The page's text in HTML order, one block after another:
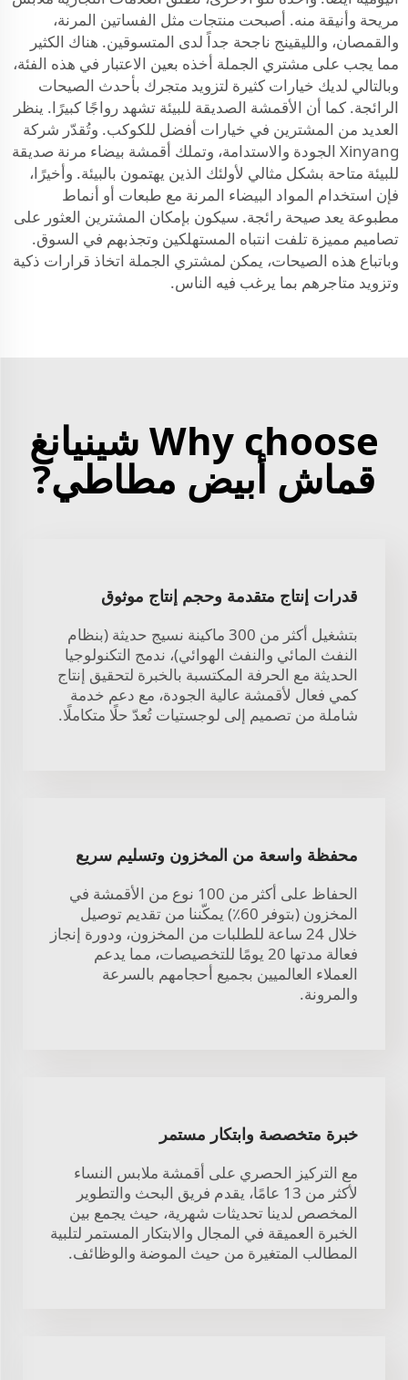
مريحة وأنيقة منه. أصبحت منتجات مثل الفساتين المرنة،
والقمصان، والليقينج ناجحة جداً لدى المتسوقين. هناك الكثير
مما يجب على مشتري الجملة أخذه بعين الاعتبار في هذه الفئة،
وبالتالي لديك خيارات كثيرة لتزويد متجرك بأحدث الصيحات
الرائجة. كما أن الأقمشة الصديقة للبيئة تشهد رواجًا كبيرًا. ينظر
العديد من المشترين في خيارات أفضل للكوكب. وتُقدّر شركة
Xinyang الجودة والاستدامة، وتملك أقمشة بيضاء مرنة صديقة
للبيئة متاحة بشكل مثالي لأولئك الذين يهتمون بالبيئة. وأخيرًا،
فإن استخدام المواد البيضاء المرنة مع طبعات أو أنماط
مطبوعة يعد صيحة رائجة. سيكون بإمكان المشترين العثور على
تصاميم مميزة تلفت انتباه المستهلكين وتجذبهم في السوق.
وباتباع هذه الصيحات، يمكن لمشتري الجملة اتخاذ قرارات ذكية
وتزويد متاجرهم بما يرغب فيه الناس.
Why choose شينيانغ
قماش أبيض مطاطي?
قدرات إنتاج متقدمة وحجم إنتاج موثوق
بتشغيل أكثر من 300 ماكينة نسيج حديثة (بنظام
النفث المائي والنفث الهوائي)، ندمج التكنولوجيا
الحديثة مع الحرفة المكتسبة بالخبرة لتحقيق إنتاج
كمي فعال لأقمشة عالية الجودة، مع دعم خدمة
شاملة من تصميم إلى لوجستيات تُعدّ حلًا متكاملًا.
محفظة واسعة من المخزون وتسليم سريع
الحفاظ على أكثر من 100 نوع من الأقمشة في
المخزون (بتوفر 60٪) يمكّننا من تقديم توصيل
خلال 24 ساعة للطلبات من المخزون، ودورة إنجاز
فعالة مدتها 20 يومًا للتخصيصات، مما يدعم
العملاء العالميين بجميع أحجامهم بالسرعة
والمرونة.
خبرة متخصصة وابتكار مستمر
مع التركيز الحصري على أقمشة ملابس النساء
لأكثر من 13 عامًا، يقدم فريق البحث والتطوير
المخصص لدينا تحديثات شهرية، حيث يجمع بين
الخبرة العميقة في المجال والابتكار المستمر لتلبية
المطالب المتغيرة من حيث الموضة والوظائف.